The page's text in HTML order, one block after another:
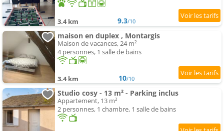
3.4 km 9.3/10
maison en duplex , Montargis
Maison de vacances, 24 m²
4 personnes, 1 salle de bains
3.4 km 10/10
Studio cosy - 13 m² - Parking inclus
Appartement, 13 m²
2 personnes, 1 chambre, 1 salle de bains